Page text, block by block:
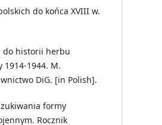
do końca XVIII w.
do historii herbu
1914-1944. M.
DiG. [in Polish].
formy
Rocznik